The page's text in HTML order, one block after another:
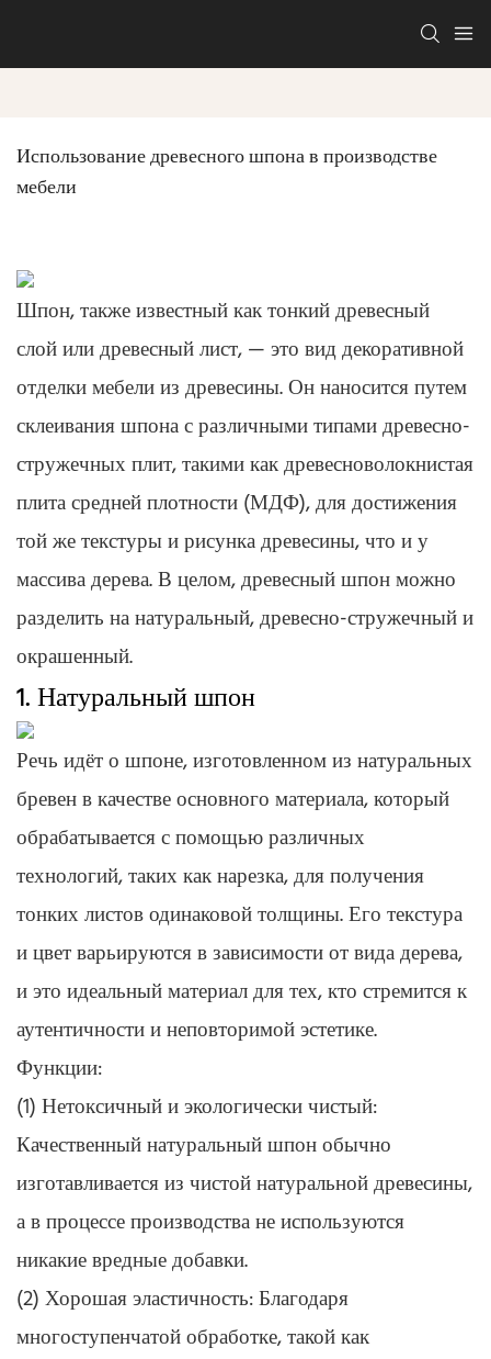
Использование древесного шпона в производстве
мебели
Шпон, также известный как тонкий древесный
слой или древесный лист, — это вид декоративной
отделки мебели из древесины. Он наносится путем
склеивания шпона с различными типами древесно-
стружечных плит, такими как древесноволокнистая
плита средней плотности (МДФ), для достижения
той же текстуры и рисунка древесины, что и у
массива дерева. В целом, древесный шпон можно
разделить на натуральный, древесно-стружечный и
окрашенный.
1. Натуральный шпон
Речь идёт о шпоне, изготовленном из натуральных
бревен в качестве основного материала, который
обрабатывается с помощью различных
технологий, таких как нарезка, для получения
тонких листов одинаковой толщины. Его текстура
и цвет варьируются в зависимости от вида дерева,
и это идеальный материал для тех, кто стремится к
аутентичности и неповторимой эстетике.
Функции:
(1) Нетоксичный и экологически чистый:
Качественный натуральный шпон обычно
изготавливается из чистой натуральной древесины,
а в процессе производства не используются
никакие вредные добавки.
(2) Хорошая эластичность: Благодаря
многоступенчатой ​​обработке, такой как